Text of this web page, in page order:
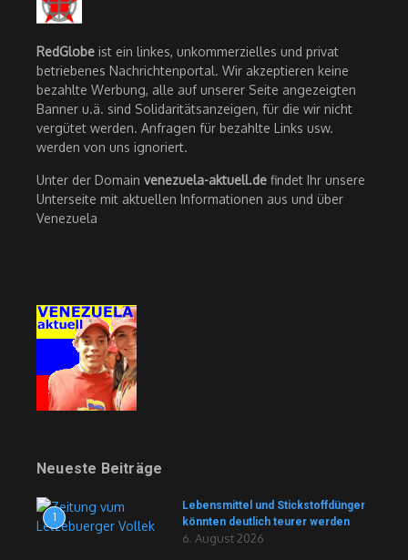
RedGlobe ist ein linkes, unkommerzielles und privat
betriebenes Nachrichtenportal. Wir akzeptieren keine
bezahlte Werbung, alle auf unserer Seite angezeigten
Banner u.ä. sind Solidaritätsanzeigen, für die wir nicht
vergütet werden. Anfragen für bezahlte Links usw.
werden von uns ignoriert.
Unter der Domain venezuela-aktuell.de findet Ihr unsere
Unterseite mit aktuellen Informationen aus und über
Venezuela
Neueste Beiträge
1
Lebensmittel und Stickstoffdünger
könnten deutlich teurer werden
6. August 2026